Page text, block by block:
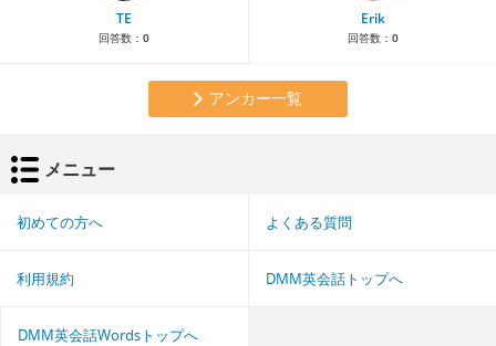
TE
回答数： 0
Erik
回答数： 0
アンカー一覧
メニュー
初めての方へ よくある質問
利用規約 DMM英会話トップへ
DMM英会話Wordsトップへ